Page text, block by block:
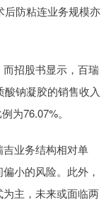
后防粘连业务规模亦
招股书显示，百瑞
钠凝胶的销售收入
为76.07%。
业务结构相对单
小的风险。此外，
主，未来或面临两